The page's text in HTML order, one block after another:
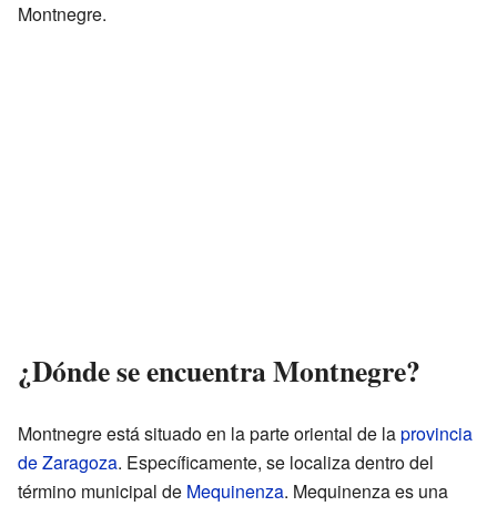
Montnegre.
¿Dónde se encuentra Montnegre?
Montnegre está situado en la parte oriental de laprovincia
de Zaragoza. Específicamente, se localiza dentro del
término municipal de Mequinenza. Mequinenza es una